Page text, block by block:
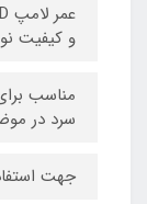
و کیفیت
مناسب
سرد در
جهت